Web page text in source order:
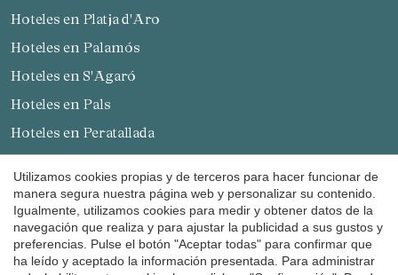
Hoteles en Platja d'Aro
Hoteles en Palamós
Hoteles en S'Agaró
Hoteles en Pals
Hoteles en Peratallada
Hoteles en L'Estartit
Hoteles en Palafrugell
Hoteles en Alt Empordà
Utilizamos cookies propias y de terceros para hacer funcionar de
manera segura nuestra página web y personalizar su contenido.
Igualmente, utilizamos cookies para medir y obtener datos de la
navegación que realiza y para ajustar la publicidad a sus gustos y
preferencias. Pulse el botón "Aceptar todas" para confirmar que
ha leído y aceptado la información presentada. Para administrar